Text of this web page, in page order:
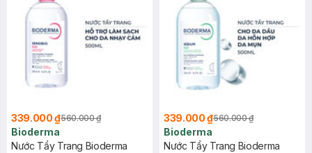
339.000 ₫560.000 ₫
Bioderma
Nước Tẩy Trang Bioderma
339.000 ₫560.000 ₫
Bioderma
Nước Tẩy Trang Bioderma